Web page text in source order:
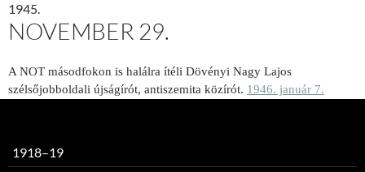
1945.
NOVEMBER 29.
A NOT másodfokon is halálra ítéli Dövényi Nagy Lajos
szélsőjobboldali újságírót, antiszemita közírót. 1946. január 7.
1918–19